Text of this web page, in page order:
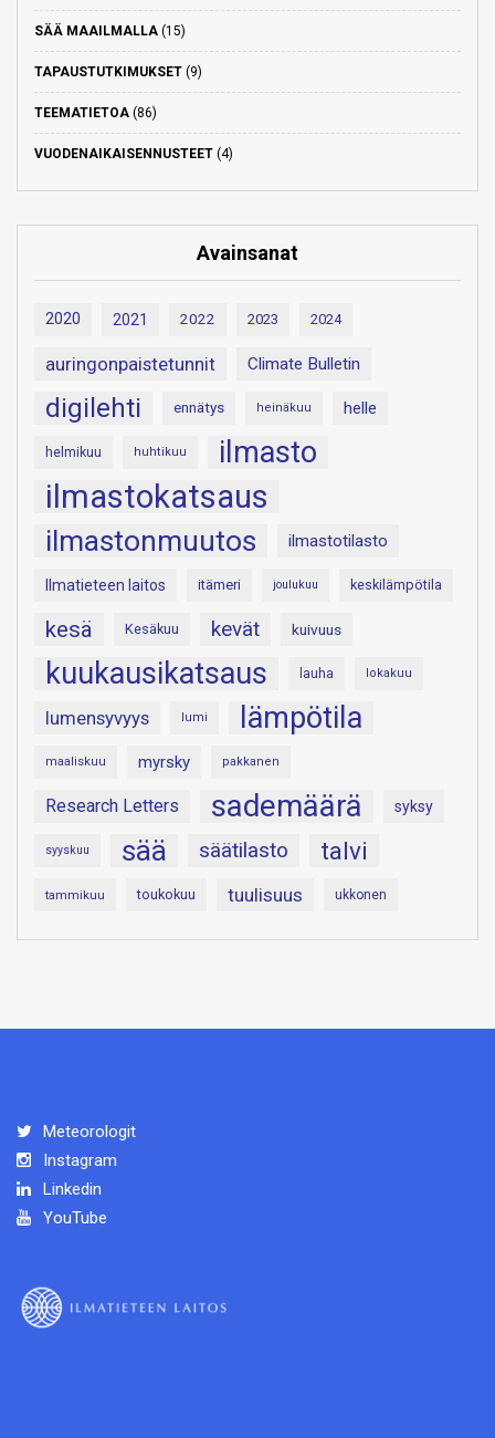
SÄÄ MAAILMALLA (15)
TAPAUSTUTKIMUKSET (9)
TEEMATIETOA (86)
VUODENAIKAISENNUSTEET (4)
Avainsanat
2020 2021 2022 2023 2024
auringonpaistetunnit Climate Bulletin
digilehti ennätys heinäkuu helle
helmikuu huhtikuu ilmasto
ilmastokatsaus
ilmastonmuutos ilmastotilasto
Ilmatieteen laitos itämeri joulukuu keskilämpötila
kesä Kesäkuu kevät kuivuus
kuukausikatsaus lauha lokakuu
lumensyvyys lumi lämpötila
maaliskuu myrsky pakkanen
Research Letters sademäärä syksy
syyskuu sää säätilasto talvi
tammikuu toukokuu tuulisuus ukkonen
Meteorologit
Instagram
Linkedin
YouTube